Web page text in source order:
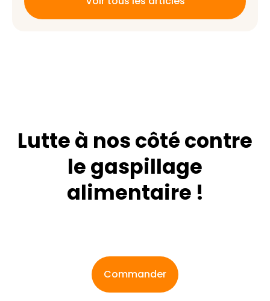
Lutte à nos côté contre
le gaspillage
alimentaire !
Commander